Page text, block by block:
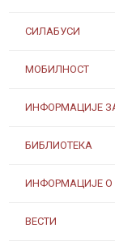
СИЛАБУСИ
МОБИЛНОСТ
ИНФОРМАЦИЈЕ
БИБЛИОТЕКА
ИНФОРМАЦИЈЕ
ВЕСТИ